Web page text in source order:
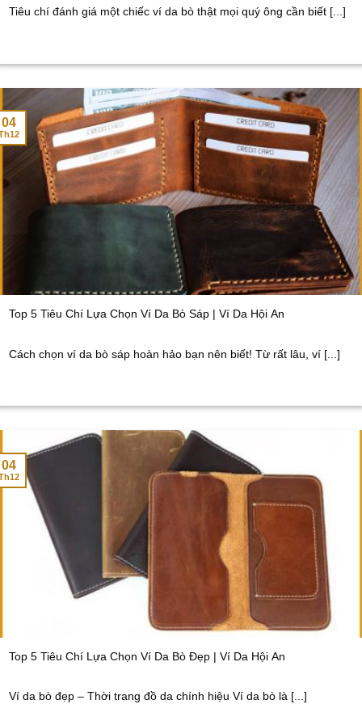
Tiêu chí đánh giá một chiếc ví da bò thật mọi quý ông cần biết [...]
Top 5 Tiêu Chí Lựa Chọn Ví Da Bò Sáp | Ví Da Hội An
Cách chọn ví da bò sáp hoàn hảo bạn nên biết! Từ rất lâu, ví [...]
04
Top 5 Tiêu Chí Lựa Chọn Ví Da Bò Đẹp | Ví Da Hội An
Ví da bò đẹp – Thời trang đồ da chính hiệu Ví da bò là [...]
04